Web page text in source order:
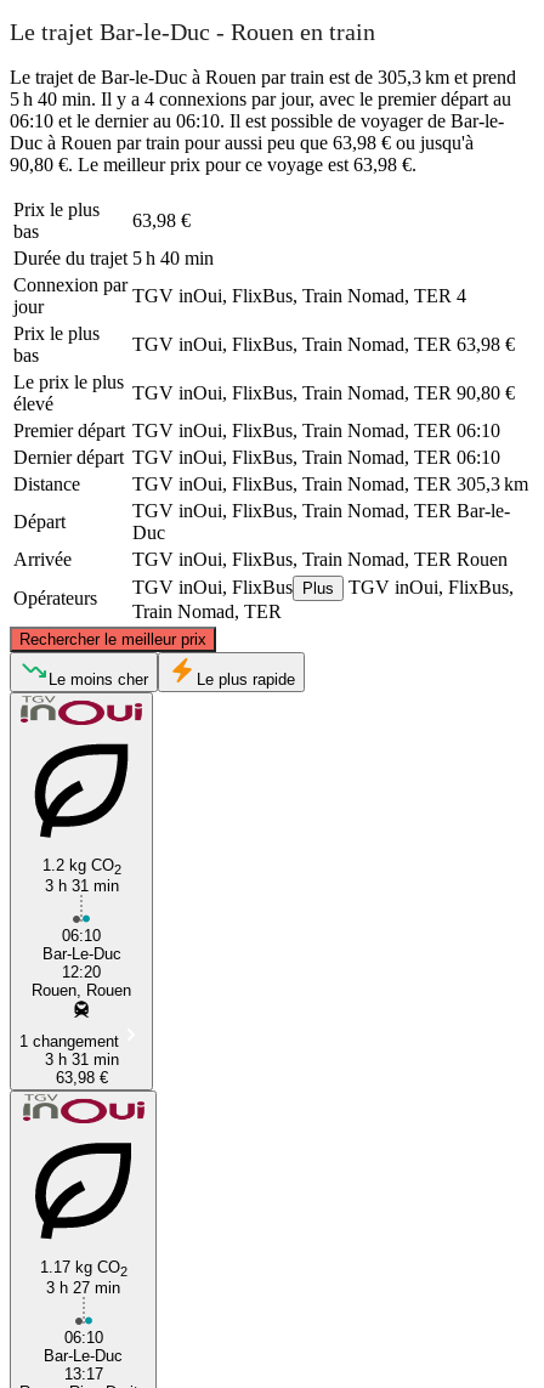
Le trajet Bar-le-Duc - Rouen en train
Le trajet de Bar-le-Duc à Rouen par train est de 305,3 km et prend
5 h 40 min. Il y a 4 connexions par jour, avec le premier départ au
06:10 et le dernier au 06:10. Il est possible de voyager de Bar-le-
Duc à Rouen par train pour aussi peu que 63,98 € ou jusqu'à
90,80 €. Le meilleur prix pour ce voyage est 63,98 €.
Prix ​​le plus
bas
63,98 €
Durée du trajet 5 h 40 min
Connexion par
jour
TGV inOui, FlixBus, Train Nomad, TER 4
Prix ​​le plus
bas
TGV inOui, FlixBus, Train Nomad, TER 63,98 €
Le prix le plus
élevé
TGV inOui, FlixBus, Train Nomad, TER 90,80 €
Premier départ TGV inOui, FlixBus, Train Nomad, TER 06:10
Dernier départ TGV inOui, FlixBus, Train Nomad, TER 06:10
Distance
TGV inOui, FlixBus, Train Nomad, TER 305,3 km
Départ
TGV inOui, FlixBus, Train Nomad, TER Bar-le-
Duc
Arrivée
TGV inOui, FlixBus, Train Nomad, TER Rouen
Opérateurs
TGV inOui, FlixBus Plus
TGV inOui, FlixBus,
Train Nomad, TER
Rechercher le meilleur prix
Rouen
©
Le moins cher Le plus rapide
1.2 kg CO2
3 h 31 min
06:10
Bar-Le-Duc
12:20
Rouen, Rouen
1 changement
3 h 31 min
63,98 €
1.17 kg CO2
3 h 27 min
06:10
Bar-Le-Duc
13:17